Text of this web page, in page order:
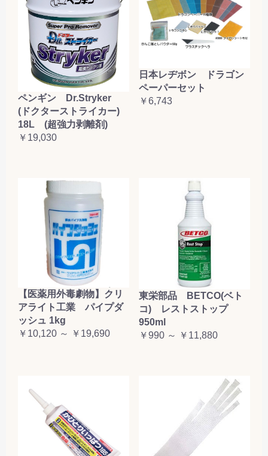
ペンギン Dr.Stryker
(ドクターストライカー)
18L (超強力剥離剤)
￥19,030
日本レヂボン ドラゴン
ペーパーセット
￥6,743
【医薬用外毒劇物】クリ
アライト工業 パイプダ
ッシュ 1kg
￥10,120 ～ ￥19,690
東栄部品 BETCO(ベト
コ) レストストップ
950ml
￥990 ～ ￥11,880